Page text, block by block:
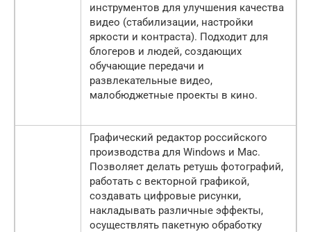
инструментов для улучшения качества
видео (стабилизации, настройки
яркости и контраста). Подходит для
блогеров и людей, создающих
обучающие передачи и
развлекательные видео,
малобюджетные проекты в кино.
Графический редактор российского
производства для Windows и Mac.
Позволяет делать ретушь фотографий,
работать с векторной графикой,
создавать цифровые рисунки,
накладывать различные эффекты,
осуществлять пакетную обработку